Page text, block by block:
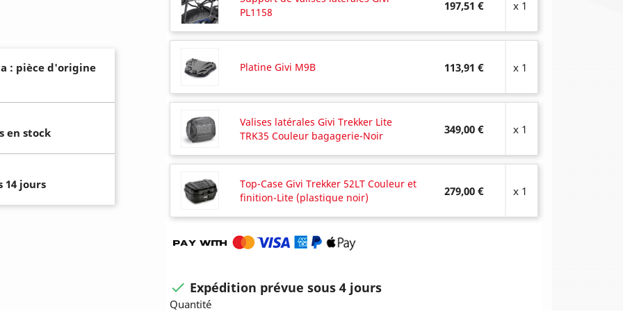
: pièce d'origine
en stock
14 jours
PL1158
197,51 € x 1
Platine Givi M9B 113,91 € x 1
Valises latérales Givi Trekker Lite
TRK35 Couleur bagagerie-Noir
349,00 € x 1
Top-Case Givi Trekker 52LT Couleur et
finition-Lite (plastique noir)
279,00 € x 1
 Expédition prévue sous 4 jours
Quantité